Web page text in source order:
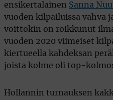
ensikertalainen Sanna
vuoden kilpailuissa vahva
voittokin on roikkunut
vuoden 2020 viimeiset
kiertueella kahdeksan
joista kolme oli top-
Hollannin turnauksen